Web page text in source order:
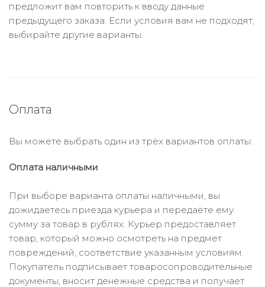
предложит вам повторить к вводу данные
предыдущего заказа. Если условия вам не подходят,
выбирайте другие варианты.
Оплата
Вы можете выбрать один из трёх вариантов оплаты:
Оплата наличными
При выборе варианта оплаты наличными, вы
дожидаетесь приезда курьера и передаёте ему
сумму за товар в рублях. Курьер предоставляет
товар, который можно осмотреть на предмет
повреждений, соответствие указанным условиям.
Покупатель подписывает товаросопроводительные
документы, вносит денежные средства и получает